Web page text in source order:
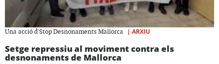
Una acció d'Stop Desnonaments Mallorca | ARXIU
Setge repressiu al moviment contra els
desnonaments de Mallorca